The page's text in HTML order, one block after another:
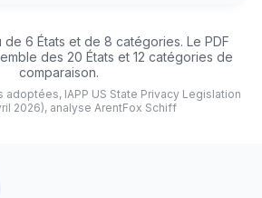
6 États et de 8 catégories. Le PDF
des 20 États et 12 catégories de
comparaison.
IAPP US State Privacy Legislation
2026), analyse ArentFox Schiff